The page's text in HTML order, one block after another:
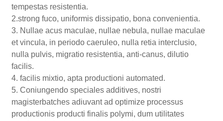
tempestas resistentia.
2.strong fuco, uniformis dissipatio, bona convenientia.
3. Nullae acus maculae, nullae nebula, nullae maculae
et vincula, in periodo caeruleo, nulla retia interclusio,
nulla pulvis, migratio resistentia, anti-canus, dilutio
facilis.
4. facilis mixtio, apta productioni automated.
5. Coniungendo speciales additives, nostri
magisterbatches adiuvant ad optimize processus
productionis producti finalis polymi, dum utilitates